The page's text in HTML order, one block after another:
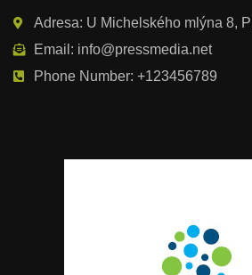
Adresa: U Michelského mlýna 8,
Email: info@pressmedia.net
Phone Number: +123456789